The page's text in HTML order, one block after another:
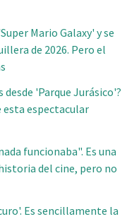
Mario Galaxy' y se
de 2026. Pero el
'Parque Jurásico'?
esta espectacular
funcionaba". Es una
del cine, pero no
Es sencillamente la